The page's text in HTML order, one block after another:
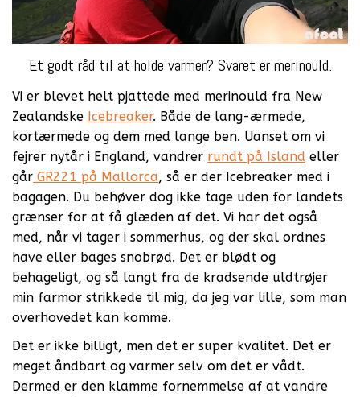
Et godt råd til at holde varmen? Svaret er merinould.
Vi er blevet helt pjattede med merinould fra New
Zealandske Icebreaker. Både de lang-ærmede,
kortærmede og dem med lange ben. Uanset om vi
fejrer nytår i England, vandrer rundt på Island eller
går GR221 på Mallorca, så er der Icebreaker med i
bagagen. Du behøver dog ikke tage uden for landets
grænser for at få glæden af det. Vi har det også
med, når vi tager i sommerhus, og der skal ordnes
have eller bages snobrød. Det er blødt og
behageligt, og så langt fra de kradsende uldtrøjer
min farmor strikkede til mig, da jeg var lille, som man
overhovedet kan komme.
Det er ikke billigt, men det er super kvalitet. Det er
meget åndbart og varmer selv om det er vådt.
Dermed er den klamme fornemmelse af at vandre